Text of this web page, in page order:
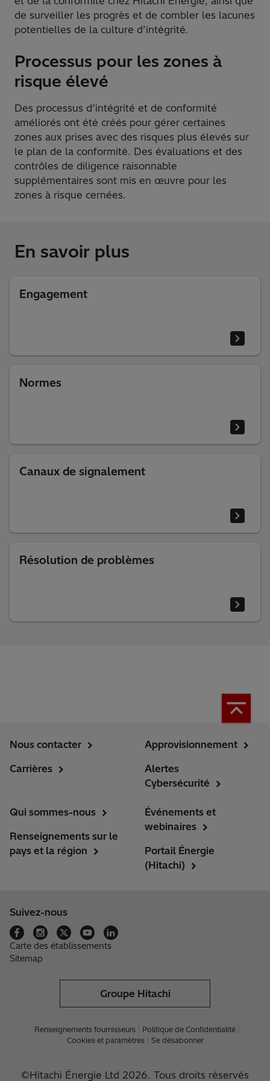
de surveiller les progrès et de combler les lacunes
potentielles de la culture d’intégrité.
Processus pour les zones à
risque élevé
Des processus d’intégrité et de conformité
améliorés ont été créés pour gérer certaines
zones aux prises avec des risques plus élevés sur
le plan de la conformité. Des évaluations et des
contrôles de diligence raisonnable
supplémentaires sont mis en œuvre pour les
zones à risque cernées.
En savoir plus
Engagement
Normes
Canaux de signalement
Résolution de problèmes
Nous contacter
Carrières
Approvisionnement
Alertes
Cybersécurité
Qui sommes-nous
Renseignements sur le
pays et la région
Événements et
webinaires
Portail Énergie
(Hitachi)
Suivez-nous
Carte des établissements
Sitemap
Groupe Hitachi
Renseignements fournisseurs
Politique de Confidentialité
Cookies et paramètres
Se désabonner
©Hitachi Énergie Ltd 2026. Tous droits réservés